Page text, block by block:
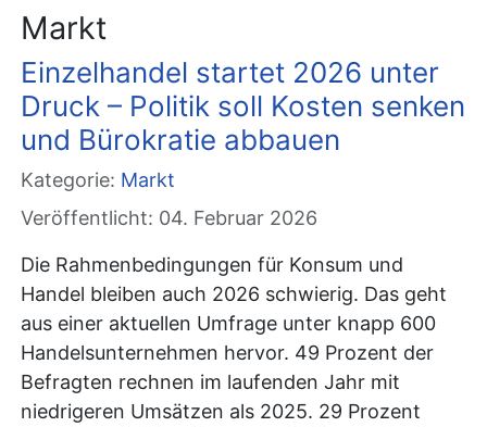
Markt
Einzelhandel startet 2026 unter
Druck – Politik soll Kosten senken
und Bürokratie abbauen
Kategorie: Markt
Veröffentlicht: 04. Februar 2026
Die Rahmenbedingungen für Konsum und
Handel bleiben auch 2026 schwierig. Das geht
aus einer aktuellen Umfrage unter knapp 600
Handelsunternehmen hervor. 49 Prozent der
Befragten rechnen im laufenden Jahr mit
niedrigeren Umsätzen als 2025. 29 Prozent